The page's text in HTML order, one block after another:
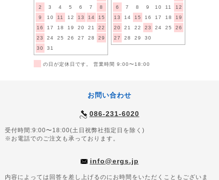
2
3 4 5 6 7
8
9
10 11 12 13 14
15
16
17 18 19 20 21
22
23
24 25 26 27 28
29
30
31
6
7 8 9 10 11
12
13
14 15 16 17 18
19
20
21 22 23 24 25
26
27
28 29 30
の日が定休日です。 営業時間 9:00〜18:00
お問い合わせ
086-231-6020
受付時間:9:00〜18:00(土日祝弊社指定日を除く)
※お電話でのご注文も承っております。
info@ergs.jp
内容によっては回答を差し上げるのにお時間をいただくこともございま